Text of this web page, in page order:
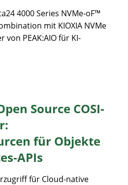
4000 Series NVMe-oF™
mit KIOXIA NVMe
von PEAK:AIO für KI-
Source COSI-
für Objekte
APIs
für Cloud-native